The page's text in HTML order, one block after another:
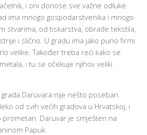
i oni donose sve važne odluke
ima mnogo gospodarstvenika i mnogo
stvarima, od tiskarstva, obrade tekstila,
i slično. U gradu ima jako puno firmi
velike. Također treba reći kako se
i tu se očekuje njihov veliki
Daruvara nije nešto poseban.
od svih većih gradova u Hrvatskoj, i
Daruvar je smješten na
Papuk.